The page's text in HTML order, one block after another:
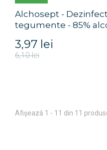
Alchosept -
tegumente - 85%
3,97 lei
6,10 lei
Afișează 1 - 11 din 11